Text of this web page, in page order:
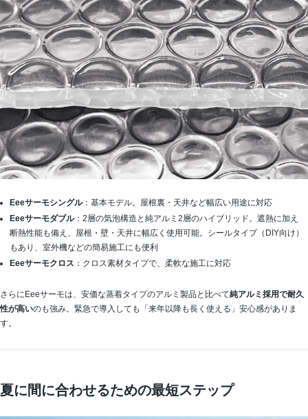
Eeeサーモシングル：基本モデル。屋根裏・天井など幅広い用途に対応
Eeeサーモダブル：2層の気泡構造と純アルミ2層のハイブリッド。遮熱に加え
断熱性能も備え、屋根・壁・天井に幅広く使用可能。シールタイプ（DIY向け）
もあり、室外機などの簡易施工にも便利
Eeeサーモクロス ：クロス素材タイプで、柔軟な施工に対応
さらにEeeサーモは、安価な蒸着タイプのアルミ製品と比べて純アルミ採用で耐久
性が高いのも強み。緊急で導入しても「来年以降も長く使える」安心感がありま
す。
夏に間に合わせるための最短ステップ